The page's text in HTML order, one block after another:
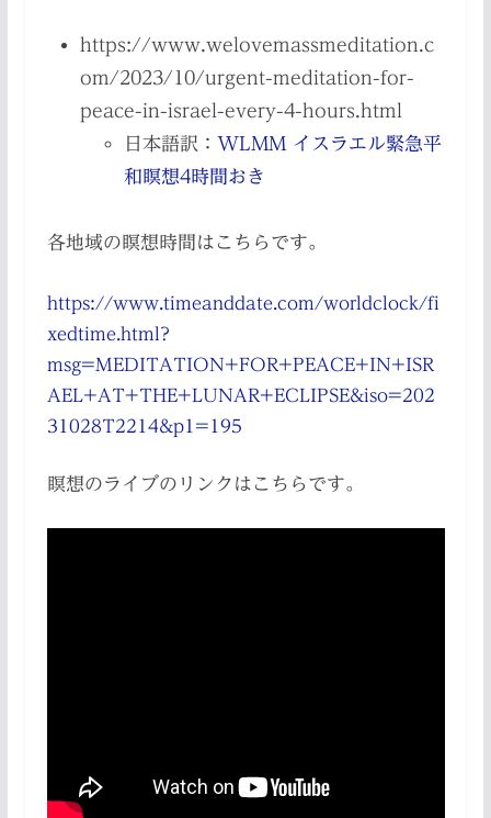
https://www.welovemassmeditation.c
om/2023/10/urgent-meditation-for-
peace-in-israel-every-4-hours.html
日本語訳： WLMM イスラエル緊急平
和瞑想4時間おき
各地域の瞑想時間はこちらです。
https://www.timeanddate.com/worldclock/fi
xedtime.html?
msg=MEDITATION+FOR+PEACE+IN+ISR
AEL+AT+THE+LUNAR+ECLIPSE&iso=202
31028T2214&p1=195
瞑想のライブのリンクはこちらです。